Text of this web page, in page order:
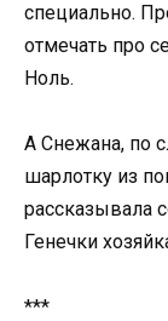
специально.
отмечать про
Ноль.
А Снежана, по
шарлотку из
рассказывала
Генечки
***